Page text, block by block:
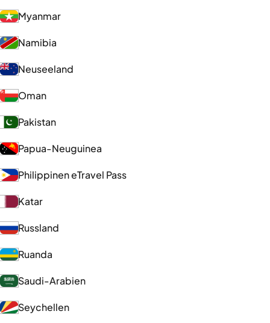
Myanmar
Namibia
Neuseeland
Oman
Pakistan
Papua-Neuguinea
Philippinen eTravel Pass
Katar
Russland
Ruanda
Saudi-Arabien
Seychellen